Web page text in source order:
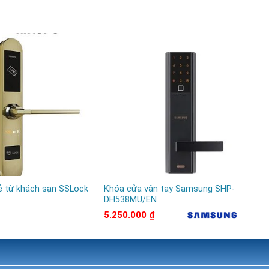
từ khách sạn SSLock
Khóa cửa vân tay Samsung SHP-
DH538MU/EN
5.250.000 ₫